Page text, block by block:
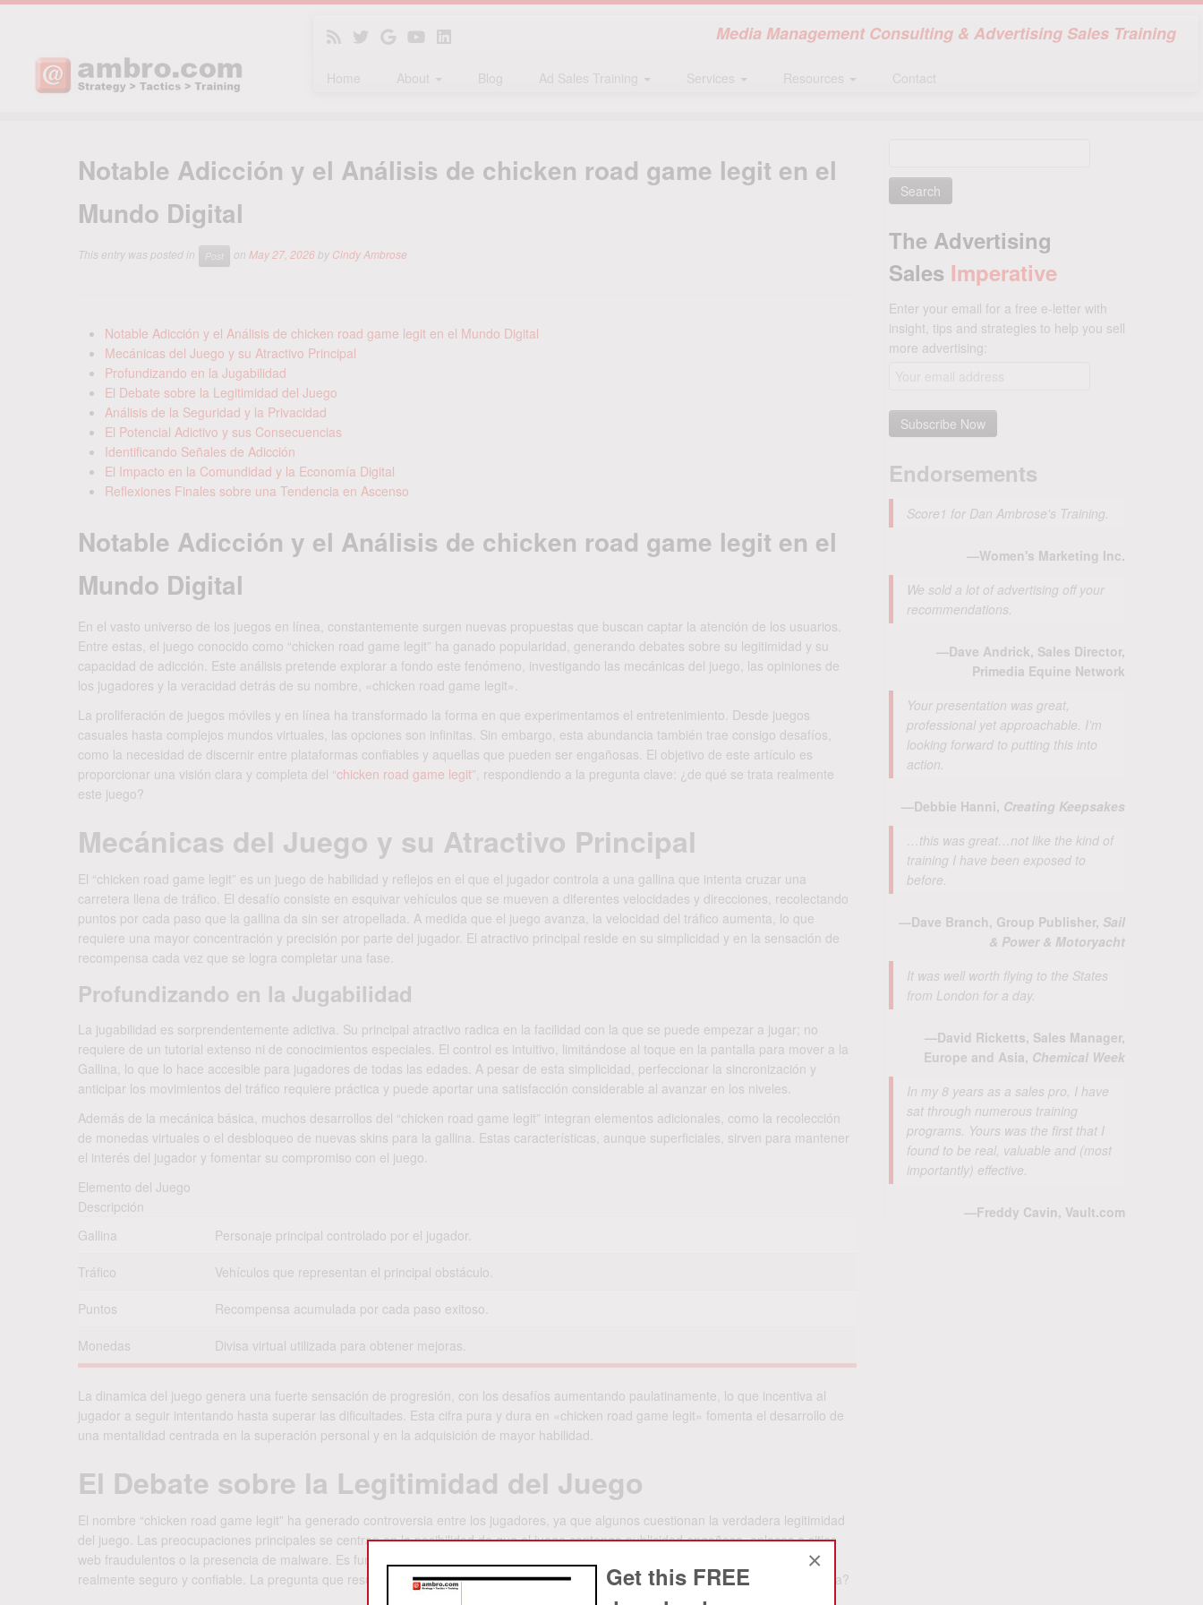
Get this FREE
×
Media Management Consulting & Advertising Sales Training
Home About Blog Ad Sales Training Services Resources Contact
Notable Adicción y el Análisis de chicken road game legit en el
Mundo Digital
This entry was posted in Post on May 27, 2026 by Cindy Ambrose
Notable Adicción y el Análisis de chicken road game legit en el Mundo Digital
Mecánicas del Juego y su Atractivo Principal
Profundizando en la Jugabilidad
El Debate sobre la Legitimidad del Juego
Análisis de la Seguridad y la Privacidad
El Potencial Adictivo y sus Consecuencias
Identificando Señales de Adicción
El Impacto en la Comundidad y la Economía Digital
Reflexiones Finales sobre una Tendencia en Ascenso
Notable Adicción y el Análisis de chicken road game legit en el
Mundo Digital
En el vasto universo de los juegos en línea, constantemente surgen nuevas propuestas que buscan captar la atención de los usuarios.
Entre estas, el juego conocido como “chicken road game legit” ha ganado popularidad, generando debates sobre su legitimidad y su
capacidad de adicción. Este análisis pretende explorar a fondo este fenómeno, investigando las mecánicas del juego, las opiniones de
los jugadores y la veracidad detrás de su nombre, «chicken road game legit».
La proliferación de juegos móviles y en línea ha transformado la forma en que experimentamos el entretenimiento. Desde juegos
casuales hasta complejos mundos virtuales, las opciones son infinitas. Sin embargo, esta abundancia también trae consigo desafíos,
como la necesidad de discernir entre plataformas confiables y aquellas que pueden ser engañosas. El objetivo de este artículo es
proporcionar una visión clara y completa del “chicken road game legit”, respondiendo a la pregunta clave: ¿de qué se trata realmente
este juego?
Mecánicas del Juego y su Atractivo Principal
El “chicken road game legit” es un juego de habilidad y reflejos en el que el jugador controla a una gallina que intenta cruzar una
carretera llena de tráfico. El desafío consiste en esquivar vehículos que se mueven a diferentes velocidades y direcciones, recolectando
puntos por cada paso que la gallina da sin ser atropellada. A medida que el juego avanza, la velocidad del tráfico aumenta, lo que
requiere una mayor concentración y precisión por parte del jugador. El atractivo principal reside en su simplicidad y en la sensación de
recompensa cada vez que se logra completar una fase.
Profundizando en la Jugabilidad
La jugabilidad es sorprendentemente adictiva. Su principal atractivo radica en la facilidad con la que se puede empezar a jugar; no
requiere de un tutorial extenso ni de conocimientos especiales. El control es intuitivo, limitándose al toque en la pantalla para mover a la
Gallina, lo que lo hace accesible para jugadores de todas las edades. A pesar de esta simplicidad, perfeccionar la sincronización y
anticipar los movimientos del tráfico requiere práctica y puede aportar una satisfacción considerable al avanzar en los niveles.
Además de la mecánica básica, muchos desarrollos del “chicken road game legit” integran elementos adicionales, como la recolección
de monedas virtuales o el desbloqueo de nuevas skins para la gallina. Estas características, aunque superficiales, sirven para mantener
el interés del jugador y fomentar su compromiso con el juego.
Elemento del Juego
Descripción
Gallina
Personaje principal controlado por el jugador.
Tráfico Vehículos que representan el principal obstáculo.
Puntos Recompensa acumulada por cada paso exitoso.
Monedas Divisa virtual utilizada para obtener mejoras.
La dinamica del juego genera una fuerte sensación de progresión, con los desafíos aumentando paulatinamente, lo que incentiva al
jugador a seguir intentando hasta superar las dificultades. Esta cifra pura y dura en «chicken road game legit» fomenta el desarrollo de
una mentalidad centrada en la superación personal y en la adquisición de mayor habilidad.
El Debate sobre la Legitimidad del Juego
El nombre “chicken road game legit” ha generado controversia entre los jugadores, ya que algunos cuestionan la verdadera legitimidad
del juego. Las preocupaciones principales se centran en la posibilidad de que el juego contenga publicidad engañosa, enlaces a sitios
web fraudulentos o la presencia de malware. Es fundamental analizar estos aspectos con detenimiento para determinar si el juego es
realmente seguro y confiable. La pregunta que resuena en la comunidad es: ¿es realmente un “chicken road game legit” o una trampa?
The Advertising
Sales Imperative
Enter your email for a free e-letter with
insight, tips and strategies to help you sell
more advertising:
Endorsements
Score1 for Dan Ambrose's Training.
—Women's Marketing Inc.
We sold a lot of advertising off your
recommendations.
—Dave Andrick, Sales Director,
Primedia Equine Network
Your presentation was great,
professional yet approachable. I’m
looking forward to putting this into
action.
—Debbie Hanni, Creating Keepsakes
…this was great…not like the kind of
training I have been exposed to
before.
—Dave Branch, Group Publisher, Sail
& Power & Motoryacht
It was well worth flying to the States
from London for a day.
—David Ricketts, Sales Manager,
Europe and Asia, Chemical Week
In my 8 years as a sales pro, I have
sat through numerous training
programs. Yours was the first that I
found to be real, valuable and (most
importantly) effective.
—Freddy Cavin, Vault.com